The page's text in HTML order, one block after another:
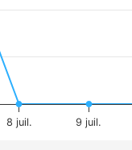
8 juil. 9 juil.